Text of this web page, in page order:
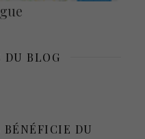
DU BLOG
BÉNÉFICIE DU